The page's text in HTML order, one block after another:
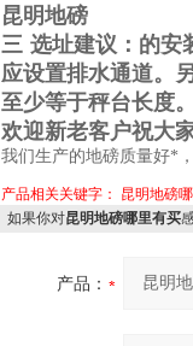
昆明地磅
三 选址建议：的安
应设置排水通道。
至少等于秤台长度。
欢迎新老客户祝大
我们生产的地磅质量好*
产品相关关键字： 昆明地磅
如果你对昆明地磅哪里有买
产品：